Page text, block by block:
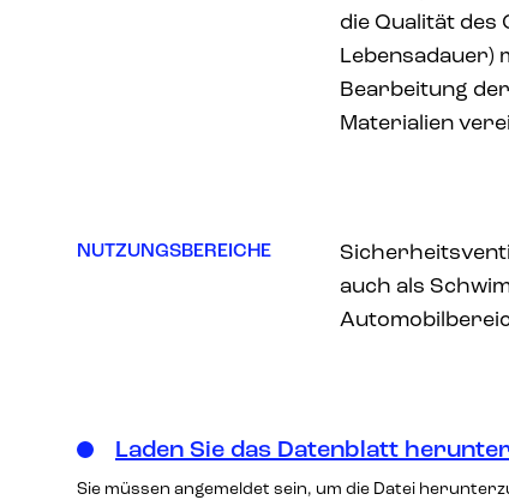
die Qualität des
Lebensadauer)
Bearbeitung
Materialien
NUTZUNGSBEREICHE
auch als
Laden Sie das Datenblatt
Sie müssen angemeldet sein, um die Datei